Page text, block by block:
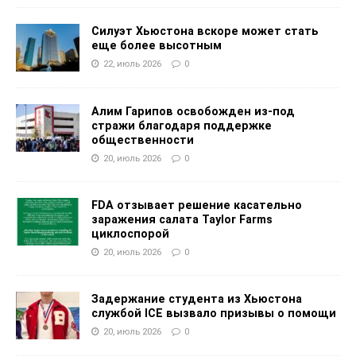
Силуэт Хьюстона вскоре может стать
еще более высотным
22, июль 2026 0
Алим Гарипов освобожден из-под
стражи благодаря поддержке
общественности
20, июль 2026 0
FDA отзывает решение касательно
заражения салата Taylor Farms
циклоспорой
20, июль 2026 0
Задержание студента из Хьюстона
службой ICE вызвало призывы о помощи
20, июль 2026 0